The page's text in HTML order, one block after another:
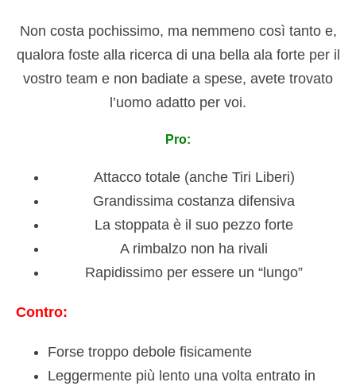
Non costa pochissimo, ma nemmeno così tanto e,
qualora foste alla ricerca di una bella ala forte per il
vostro team e non badiate a spese, avete trovato
l’uomo adatto per voi.
Pro:
Attacco totale (anche Tiri Liberi)
Grandissima costanza difensiva
La stoppata è il suo pezzo forte
A rimbalzo non ha rivali
Rapidissimo per essere un “lungo”
Contro:
Forse troppo debole fisicamente
Leggermente più lento una volta entrato in